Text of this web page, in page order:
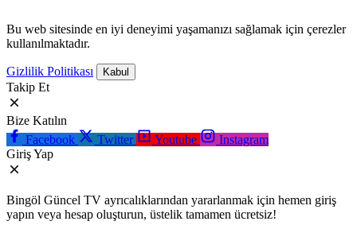
Bu web sitesinde en iyi deneyimi yaşamanızı sağlamak için çerezler
kullanılmaktadır.
Gizlilik Politikası Kabul
Takip Et
Bize Katılın
Facebook
Twitter Youtube
Instagram
Giriş Yap
Bingöl Güncel TV ayrıcalıklarından yararlanmak için hemen giriş
yapın veya hesap oluşturun, üstelik tamamen ücretsiz!